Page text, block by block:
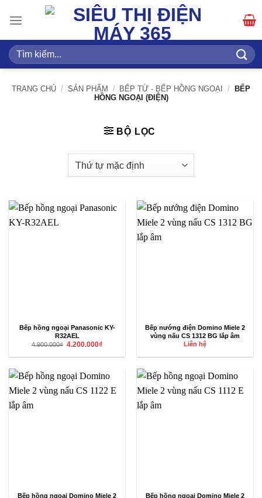
qua
dung
Tìm
kiếm:
TRANG CHỦ / SẢN PHẨM / BẾP TỪ - BẾP HỒNG NGOẠI /
BẾP
HỒNG NGOẠI (ĐIỆN)
BỘ LỌC
Bếp hồng ngoại Panasonic KY-
R32AEL
4.900.000₫ Giá
là:
4.200.000₫Giá
tại
Bếp nướng điện Domino Miele 2
vùng nấu CS 1312 BG lắp âm
Liên hệ
Bếp hồng ngoại Domino Miele 2
Bếp hồng ngoại Domino Miele 2